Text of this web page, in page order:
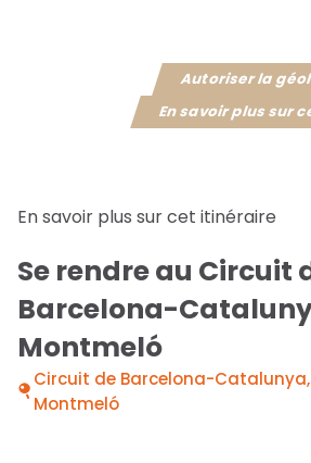
Autoriser la
En savoir plus sur
En savoir plus sur cet itinéraire
Se rendre au Circuit
Barcelona-
Montmeló
Circuit de Barcelona-Catalunya,
Montmeló